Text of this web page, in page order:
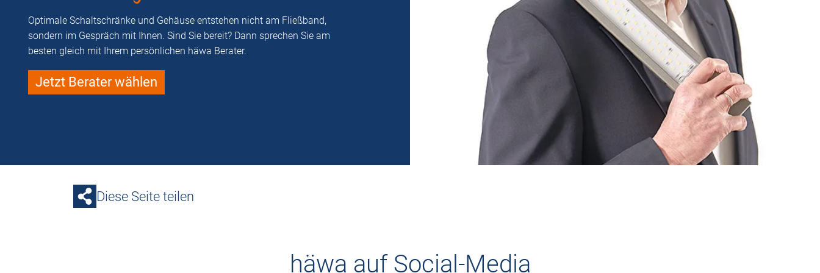
Optimale Schaltschränke und Gehäuse entstehen nicht am Fließband,
sondern im Gespräch mit Ihnen. Sind Sie bereit? Dann sprechen Sie am
besten gleich mit Ihrem persönlichen häwa Berater.
Jetzt Berater wählen
Diese Seite teilen
häwa auf Social-Media